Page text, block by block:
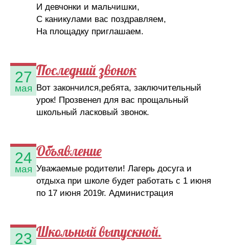
И девчонки и мальчишки,
С каникулами вас поздравляем,
На площадку приглашаем.
27
мая
Последний звонок
Вот закончился,ребята, заключительный
урок! Прозвенел для вас прощальный
школьный ласковый звонок.
24
мая
Объявление
Уважаемые родители! Лагерь досуга и
отдыха при школе будет работать с 1 июня
по 17 июня 2019г. Администрация
23 Школьный выпускной.